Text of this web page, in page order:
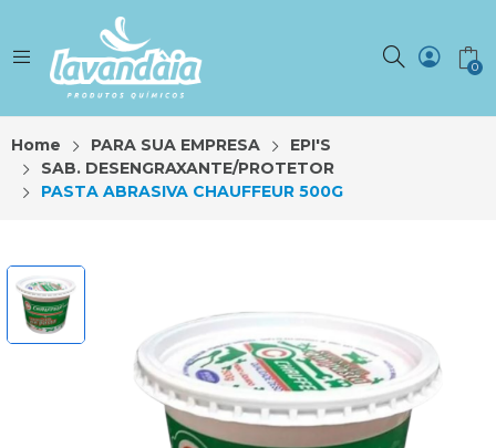
0
Home PARA SUA EMPRESA
EPI'S
SAB. DESENGRAXANTE/PROTETOR
PASTA ABRASIVA CHAUFFEUR 500G